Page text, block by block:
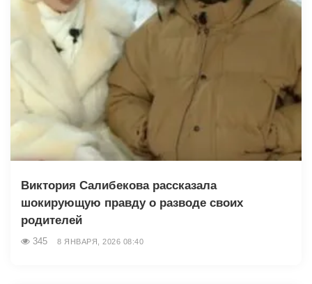
Виктория Салибекова рассказала
шокирующую правду о разводе своих
родителей
345 8 ЯНВАРЯ, 2026 08:40